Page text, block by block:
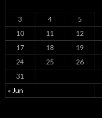
« Jun
3
4 5
10
11 12
17
18 19
24
25 26
31